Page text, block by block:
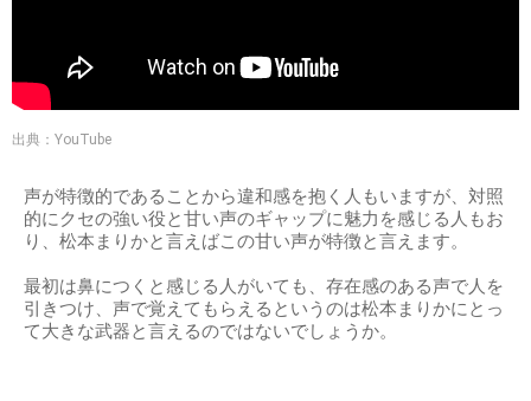
出典：YouTube
声が特徴的であることから違和感を抱く人もいますが、対照
的にクセの強い役と甘い声のギャップに魅力を感じる人もお
り、松本まりかと言えばこの甘い声が特徴と言えます。
最初は鼻につくと感じる人がいても、存在感のある声で人を
引きつけ、声で覚えてもらえるというのは松本まりかにとっ
て大きな武器と言えるのではないでしょうか。